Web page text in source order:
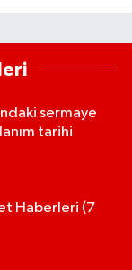
sermaye
tarihi
Haberleri (7